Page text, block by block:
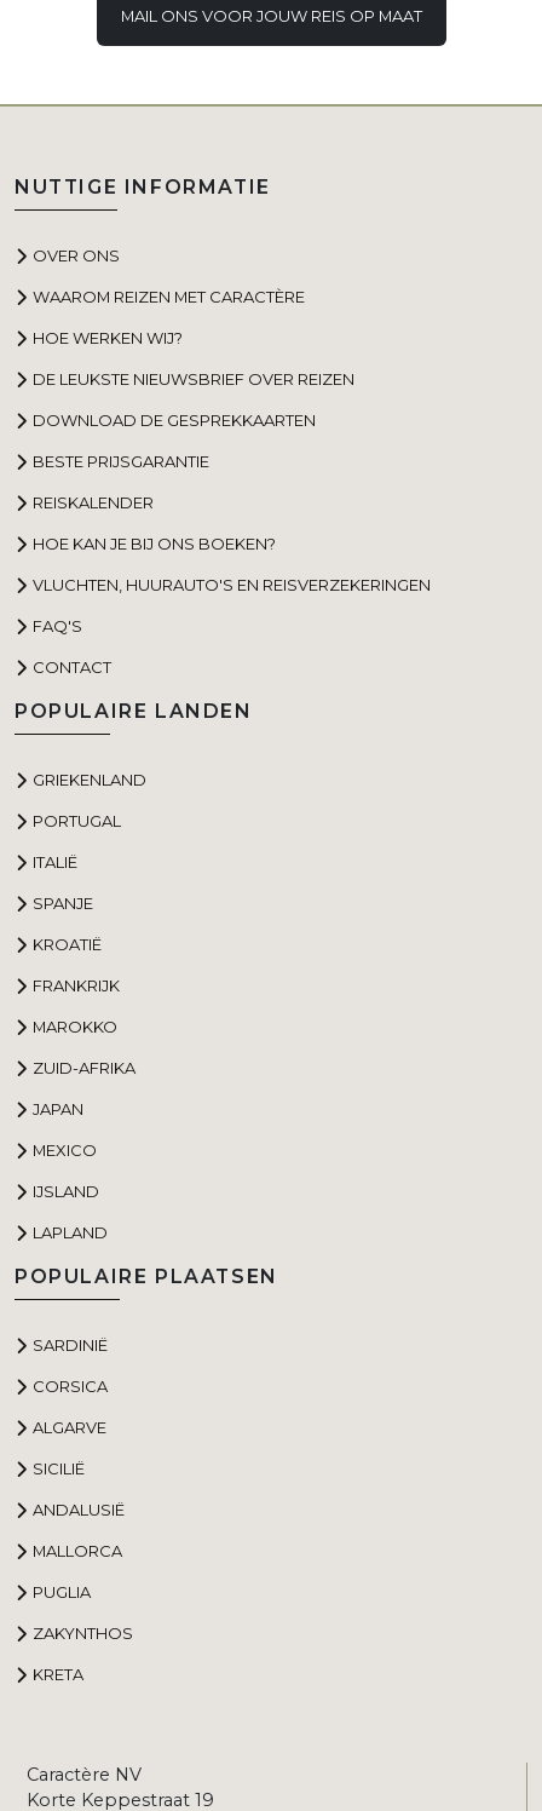
MAIL ONS VOOR JOUW REIS OP MAAT
NUTTIGE INFORMATIE
OVER ONS
WAAROM REIZEN MET CARACTÈRE
HOE WERKEN WIJ?
DE LEUKSTE NIEUWSBRIEF OVER REIZEN
DOWNLOAD DE GESPREKKAARTEN
BESTE PRIJSGARANTIE
REISKALENDER
HOE KAN JE BIJ ONS BOEKEN?
VLUCHTEN, HUURAUTO'S EN REISVERZEKERINGEN
FAQ'S
CONTACT
POPULAIRE LANDEN
GRIEKENLAND
PORTUGAL
ITALIË
SPANJE
KROATIË
FRANKRIJK
MAROKKO
ZUID-AFRIKA
JAPAN
MEXICO
IJSLAND
LAPLAND
POPULAIRE PLAATSEN
SARDINIË
CORSICA
ALGARVE
SICILIË
ANDALUSIË
MALLORCA
PUGLIA
ZAKYNTHOS
KRETA
Caractère NV
Korte Keppestraat 19